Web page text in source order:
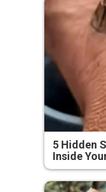
5 Hidden
Inside